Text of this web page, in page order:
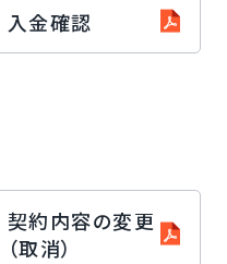
入金確認
契約内容の変更
（取消）